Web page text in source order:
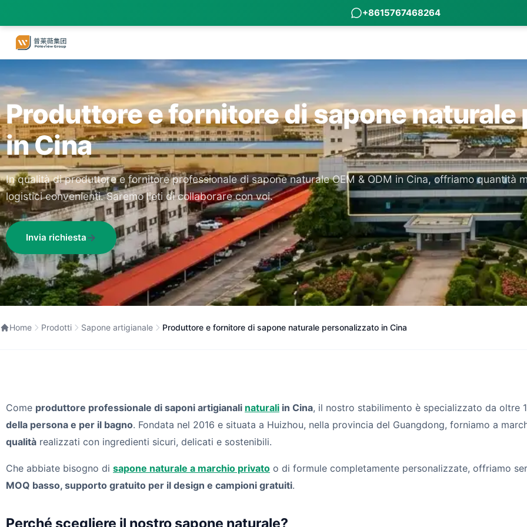
+8615767468264
Produttore e fornitore di sapone
in Cina
In qualità di produttore e fornitore professionale di sapone naturale OEM & ODM in Cina, offriamo quantità
logistici convenienti. Saremo lieti di collaborare con voi.
Invia richiesta
Home Prodotti Sapone artigianale Produttore e fornitore di sapone naturale personalizzato in Cina
Come produttore professionale di saponi artigianali naturali in Cina, il nostro stabilimento è specializzato da oltre
della persona e per il bagno. Fondata nel 2016 e situata a Huizhou, nella provincia del Guangdong, forniamo a
qualità realizzati con ingredienti sicuri, delicati e sostenibili.
Che abbiate bisogno di sapone naturale a marchio privato o di formule completamente personalizzate, offriamo
MOQ basso, supporto gratuito per il design e campioni gratuiti.
Perché scegliere il nostro sapone naturale?